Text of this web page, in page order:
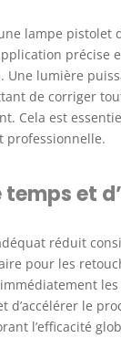
lampe pistolet
précise
Une lumière
de corriger
Cela est
professionnelle.
temps et
réduit
pour les
d’accélérer le
l’efficacité